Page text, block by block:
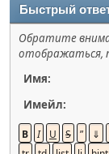
Быстрый
Обратите
отображаться,
Имя:
Имейл: